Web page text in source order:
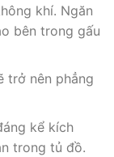
khí. Ngăn
bên trong gấu
trở nên phẳng
kể kích
trong tủ đồ.